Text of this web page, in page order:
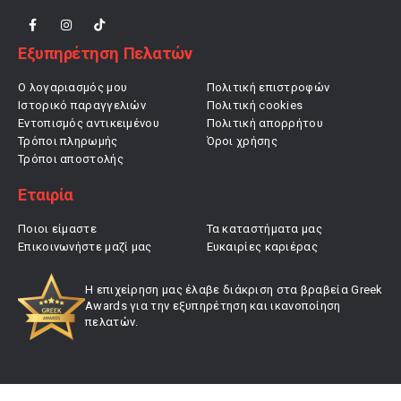
Εξυπηρέτηση Πελατών
Ο λογαριασμός μου
Ιστορικό παραγγελιών
Εντοπισμός αντικειμένου
Τρόποι πληρωμής
Τρόποι αποστολής
Πολιτική επιστροφών
Πολιτική cookies
Πολιτική απορρήτου
Όροι χρήσης
Εταιρία
Ποιοι είμαστε
Επικοινωνήστε μαζί μας
Τα καταστήματα μας
Ευκαιρίες καριέρας
Η επιχείρηση μας έλαβε διάκριση στα βραβεία Greek
Awards για την εξυπηρέτηση και ικανοποίηση
πελατών.